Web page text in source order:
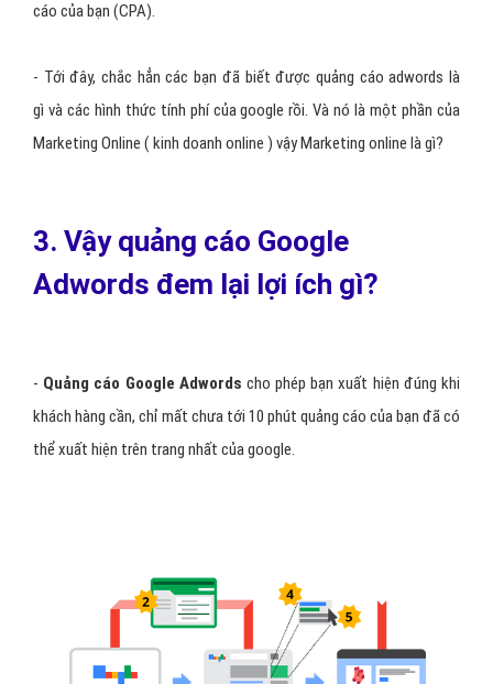
cáo của bạn (CPA).
- Tới đây, chắc hẳn các bạn đã biết được quảng cáo adwords là
gì và các hình thức tính phí của google rồi. Và nó là một phần của
Marketing Online ( kinh doanh online ) vậy Marketing online là gì?
3. Vậy quảng cáo Google
Adwords đem lại lợi ích gì?
- Quảng cáo Google Adwords cho phép bạn xuất hiện đúng khi
khách hàng cần, chỉ mất chưa tới 10 phút quảng cáo của bạn đã có
thể xuất hiện trên trang nhất của google.